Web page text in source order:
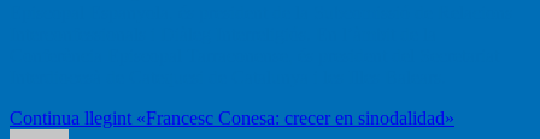
Continua llegint «Francesc Conesa: crecer en sinodalidad»